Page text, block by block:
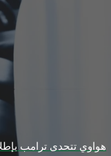
هواوي تتحدى ترامب